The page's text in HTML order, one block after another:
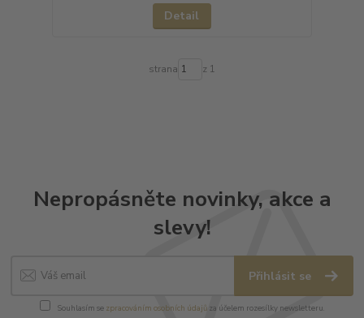
Detail
strana z 1
Nepropásněte novinky, akce a
slevy!
Přihlásit se
Souhlasím se zpracováním osobních údajůza účelem rozesílky newsletteru.